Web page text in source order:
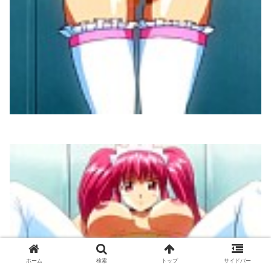
ホーム 検索 トップ サイドバー